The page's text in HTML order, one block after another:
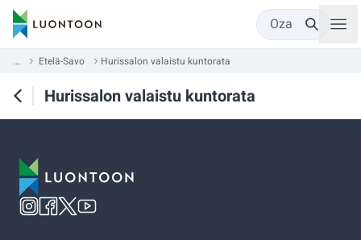
Oza
... Etelä-Savo Hurissalon valaistu kuntorata
Hurissalon valaistu kuntorata